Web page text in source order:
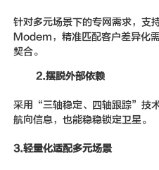
针对多元场景下的专网需求，支持按需灵活选配各类专网
Modem，精准匹配客户差异化
契合。
2.摆脱外部依赖
采用“三轴稳定、四轴跟踪”技术，惯导独立工作。即便没有外部
航向信息，也能稳稳锁定卫星。
3.轻量化适配多元场景